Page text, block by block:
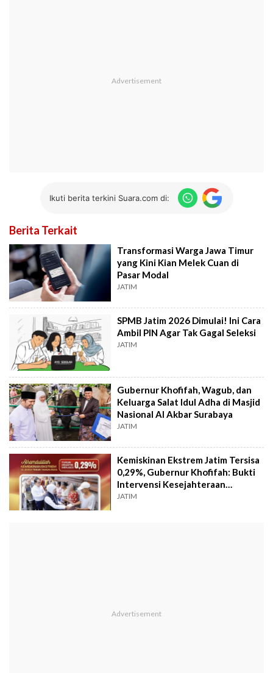
Ikuti berita terkini Suara.com di:
Berita Terkait
Transformasi Warga Jawa Timur
yang Kini Kian Melek Cuan di
Pasar Modal
JATIM
SPMB Jatim 2026 Dimulai! Ini Cara
Ambil PIN Agar Tak Gagal Seleksi
JATIM
Gubernur Khofifah, Wagub, dan
Keluarga Salat Idul Adha di Masjid
Nasional Al Akbar Surabaya
JATIM
Kemiskinan Ekstrem Jatim Tersisa
0,29%, Gubernur Khofifah: Bukti
Intervensi Kesejahteraan
Masyarakat
JATIM